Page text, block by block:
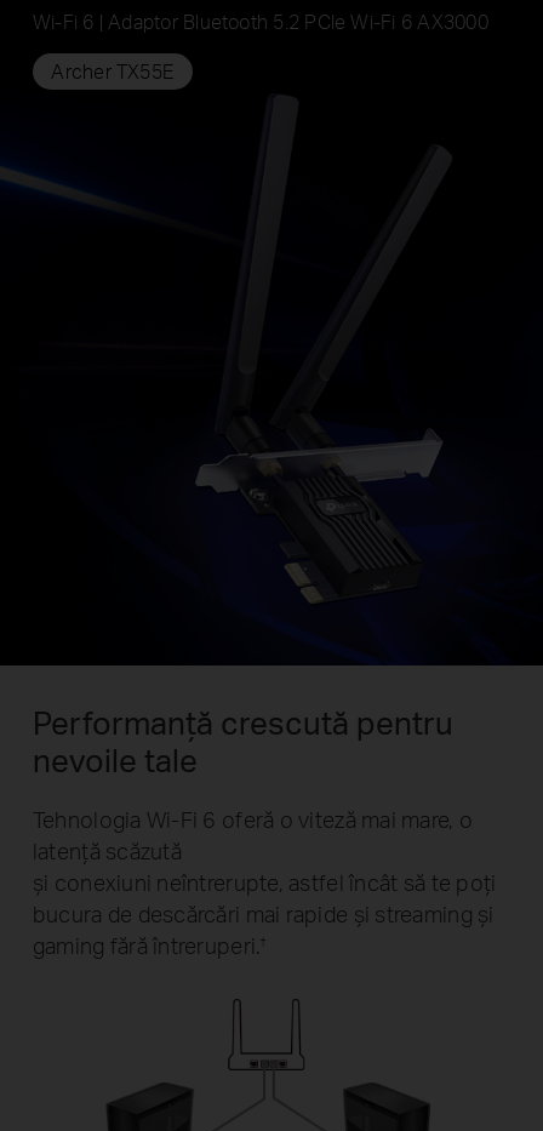
Wi-Fi 6 | Adaptor Bluetooth 5.2 PCle Wi-Fi 6 AX3000
Archer TX55E
Performanță crescută pentru
nevoile tale
Tehnologia Wi-Fi 6 oferă o viteză mai mare, o
latență scăzută
și conexiuni neîntrerupte, astfel încât să te poți
bucura de descărcări mai rapide și streaming și
gaming fără întreruperi.†